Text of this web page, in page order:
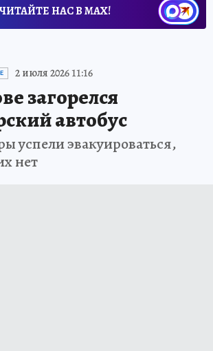
ЧИТАЙТЕ НАС В МАХ!
2 июля 2026 11:16
загорелся
автобус
успели эвакуироваться,